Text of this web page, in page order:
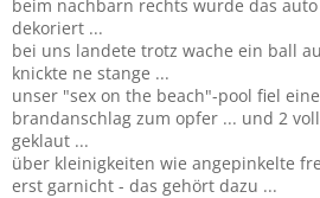
beim nachbarn rechts wurde das
dekoriert ...
bei uns landete trotz wache ein ball
knickte ne stange ...
unser "sex on the beach"-pool fiel
brandanschlag zum opfer ... und 2
geklaut ...
über kleinigkeiten wie angepinkelte
erst garnicht - das gehört dazu ...